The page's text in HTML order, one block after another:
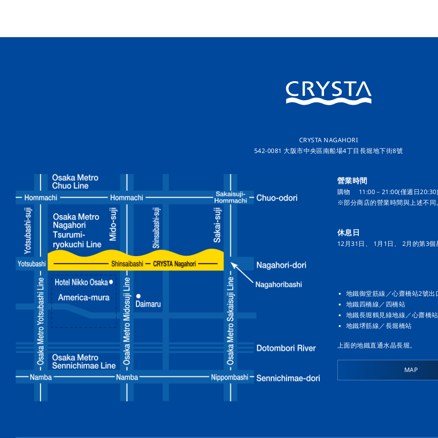
CRYSTA NAGAHORI
542-0081 大阪市中央區南船場4丁目長堀地下街8號
營業時間
購物 11:00－21:00(僅週日
※部分商店的營業時間與上述不同
休息日
12月31日、 1月1日、 2月的第3個
地鐵御堂筋線／心齋橋站2號出
地鐵四橋線／四橋站
地鐵長堀鶴見綠地線／心齋橋
地鐵堺筋線／長堀橋站
上面的地鐵直通水晶長堀。
MAP